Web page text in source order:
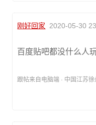
刚好回家 2020-05-30
百度贴吧都没什么人
跟帖来自电脑端 · 中国江苏徐